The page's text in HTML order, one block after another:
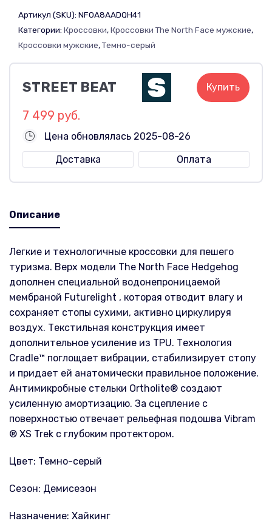
Артикул (SKU): NF0A8AADQH41
Категории: Кроссовки,Кроссовки The North Face мужские,
Кроссовки мужские,Темно-серый
STREET BEAT Купить
7 499 руб.
Цена обновлялась 2025-08-26
Доставка
Оплата
Описание
Легкие и технологичные кроссовки для пешего
туризма. Верх модели The North Face Hedgehog
дополнен специальной водонепроницаемой
мембраной Futurelight , которая отводит влагу и
сохраняет стопы сухими, активно циркулируя
воздух. Текстильная конструкция имеет
дополнительное усиление из TPU. Технология
Cradle™ поглощает вибрации, стабилизирует стопу
и придает ей анатомически правильное положение.
Антимикробные стельки Ortholite® создают
усиленную амортизацию. За сцепление с
поверхностью отвечает рельефная подошва Vibram
® XS Trek с глубоким протектором.
Цвет: Темно-серый
Сезон: Демисезон
Назначение: Хайкинг